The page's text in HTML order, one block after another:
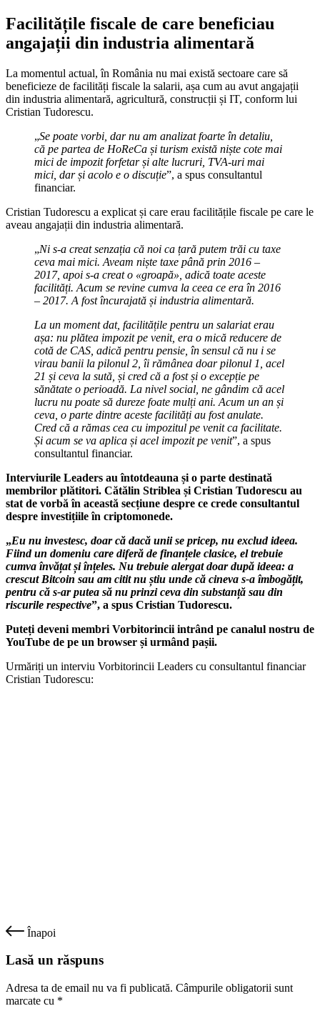
Facilitățile fiscale de care beneficiau
angajații din industria alimentară
La momentul actual, în România nu mai există sectoare care să
beneficieze de facilități fiscale la salarii, așa cum au avut angajații
din industria alimentară, agricultură, construcții și IT, conform lui
Cristian Tudorescu.
„Se poate vorbi, dar nu am analizat foarte în detaliu,
că pe partea de HoReCa și turism există niște cote mai
mici de impozit forfetar și alte lucruri, TVA-uri mai
mici, dar și acolo e o discuție”, a spus consultantul
financiar.
Cristian Tudorescu a explicat și care erau facilitățile fiscale pe care le
aveau angajații din industria alimentară.
„Ni s-a creat senzația că noi ca țară putem trăi cu taxe
ceva mai mici. Aveam niște taxe până prin 2016 –
2017, apoi s-a creat o «groapă», adică toate aceste
facilități. Acum se revine cumva la ceea ce era în 2016
– 2017. A fost încurajată și industria alimentară.
La un moment dat, facilitățile pentru un salariat erau
așa: nu plătea impozit pe venit, era o mică reducere de
cotă de CAS, adică pentru pensie, în sensul că nu i se
virau banii la pilonul 2, îi rămânea doar pilonul 1, acel
21 și ceva la sută, și cred că a fost și o excepție pe
sănătate o perioadă. La nivel social, ne gândim că acel
lucru nu poate să dureze foate mulți ani. Acum un an și
ceva, o parte dintre aceste facilități au fost anulate.
Cred că a rămas cea cu impozitul pe venit ca facilitate.
Și acum se va aplica și acel impozit pe venit”, a spus
consultantul financiar.
Interviurile Leaders au întotdeauna și o parte destinată
membrilor plătitori. Cătălin Striblea și Cristian Tudorescu au
stat de vorbă în această secțiune despre ce crede consultantul
despre investițiile în criptomonede.
„Eu nu investesc, doar că dacă unii se pricep, nu exclud ideea.
Fiind un domeniu care diferă de finanțele clasice, el trebuie
cumva învățat și înțeles. Nu trebuie alergat doar după ideea: a
crescut Bitcoin sau am citit nu știu unde că cineva s-a îmbogățit,
pentru că s-ar putea să nu prinzi ceva din substanță sau din
riscurile respective”, a spus Cristian Tudorescu.
Puteți deveni membri Vorbitorincii intrând pe canalul nostru de
YouTube de pe un browser și urmând pașii.
Urmăriți un interviu Vorbitorincii Leaders cu consultantul financiar
Cristian Tudorescu:
Înapoi
Lasă un răspuns
Adresa ta de email nu va fi publicată. Câmpurile obligatorii sunt
marcate cu *